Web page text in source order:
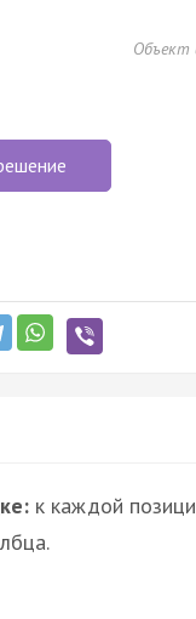
Объект
к каждой